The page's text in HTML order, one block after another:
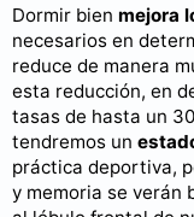
Dormir bien mejora
necesarios en
reduce de manera
esta reducción, en
tasas de hasta un
tendremos un
práctica deportiva,
y memoria se verán